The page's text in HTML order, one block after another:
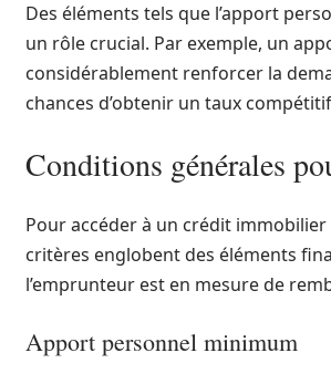
Des éléments tels que l’apport
un rôle crucial. Par exemple, un
considérablement renforcer la
chances d’obtenir un taux
Conditions générales
Pour accéder à un crédit
critères englobent des éléments
l’emprunteur est en mesure de
Apport personnel minimum